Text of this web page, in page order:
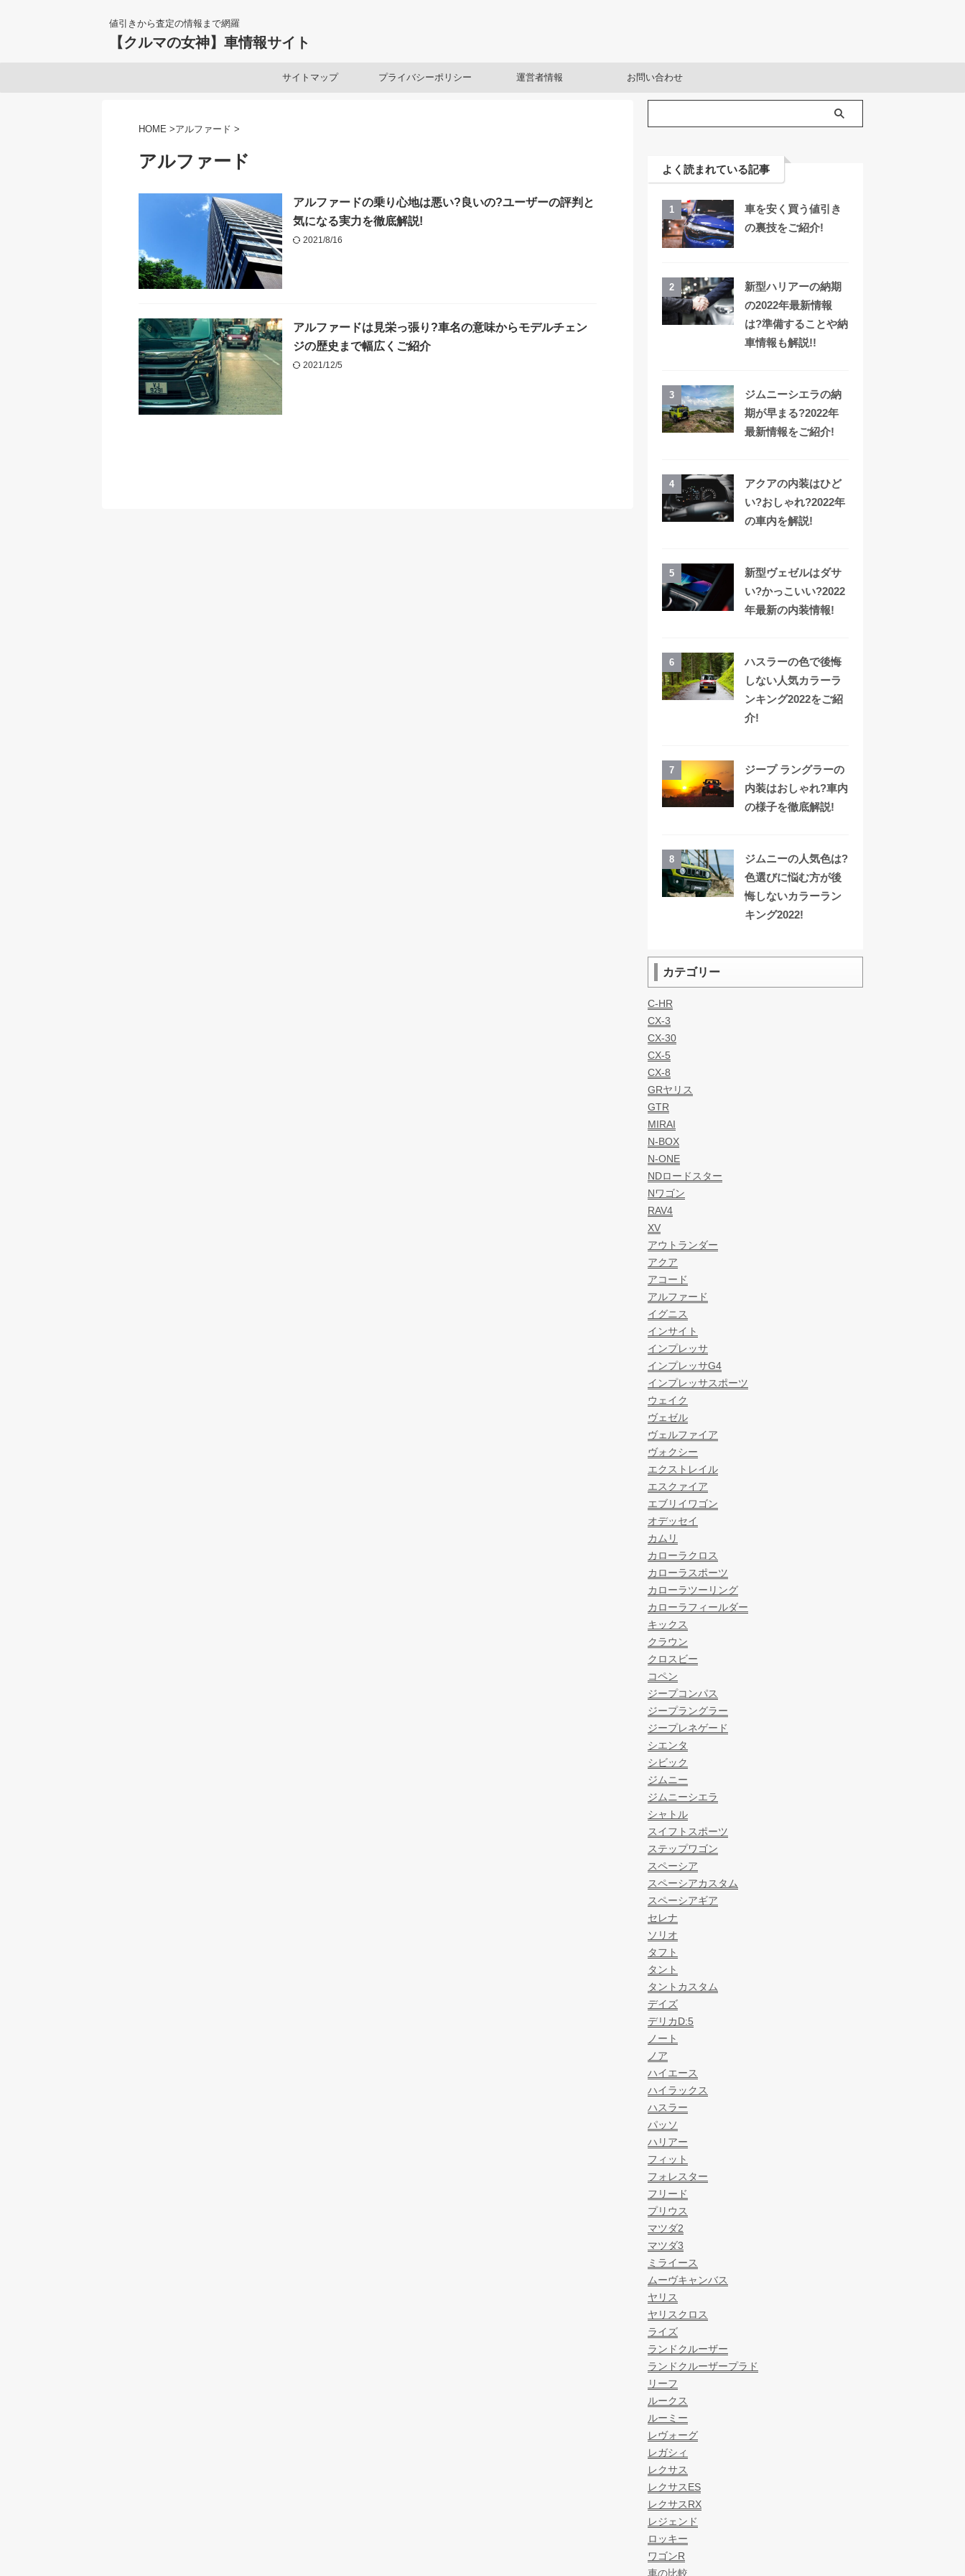
値引きから査定の情報まで網羅
【クルマの女神】車情報サイト
サイトマップ プライバシーポリシー 運営者情報 お問い合わせ
HOME >アルファード >
アルファード
アルファードの乗り心地は悪い?良いの?ユーザーの評判と
気になる実力を徹底解説!
2021/8/16
アルファードは見栄っ張り?車名の意味からモデルチェン
ジの歴史まで幅広くご紹介
2021/12/5
よく読まれている記事
1
車を安く買う値引き
の裏技をご紹介!
2
新型ハリアーの納期
の2022年最新情報
は?準備することや納
車情報も解説!!
3
ジムニーシエラの納
期が早まる?2022年
最新情報をご紹介!
4
アクアの内装はひど
い?おしゃれ?2022年
の車内を解説!
5
新型ヴェゼルはダサ
い?かっこいい?2022
年最新の内装情報!
6
ハスラーの色で後悔
しない人気カラーラ
ンキング2022をご紹
介!
7
ジープ ラングラーの
内装はおしゃれ?車内
の様子を徹底解説!
8
ジムニーの人気色は?
色選びに悩む方が後
悔しないカラーラン
キング2022!
カテゴリー
C-HR
CX-3
CX-30
CX-5
CX-8
GRヤリス
GTR
MIRAI
N-BOX
N-ONE
NDロードスター
Nワゴン
RAV4
XV
アウトランダー
アクア
アコード
アルファード
イグニス
インサイト
インプレッサ
インプレッサG4
インプレッサスポーツ
ウェイク
ヴェゼル
ヴェルファイア
ヴォクシー
エクストレイル
エスクァイア
エブリイワゴン
オデッセイ
カムリ
カローラクロス
カローラスポーツ
カローラツーリング
カローラフィールダー
キックス
クラウン
クロスビー
コペン
ジープコンパス
ジープラングラー
ジープレネゲード
シエンタ
シビック
ジムニー
ジムニーシエラ
シャトル
スイフトスポーツ
ステップワゴン
スペーシア
スペーシアカスタム
スペーシアギア
セレナ
ソリオ
タフト
タント
タントカスタム
デイズ
デリカD:5
ノート
ノア
ハイエース
ハイラックス
ハスラー
パッソ
ハリアー
フィット
フォレスター
フリード
プリウス
マツダ2
マツダ3
ミライース
ムーヴキャンバス
ヤリス
ヤリスクロス
ライズ
ランドクルーザー
ランドクルーザープラド
リーフ
ルークス
ルーミー
レヴォーグ
レガシィ
レクサス
レクサスES
レクサスRX
レジェンド
ロッキー
ワゴンR
車の比較